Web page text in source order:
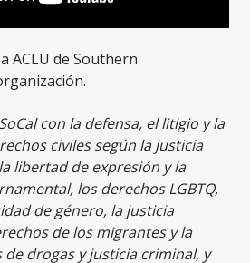
ACLU de Southern
con la defensa, el litigio y la
civiles según la justicia
libertad de expresión y la
los derechos LGBTQ,
de género, la justicia
de los migrantes y la
drogas y justicia criminal, y